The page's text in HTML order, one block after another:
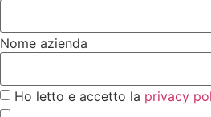
Nome azienda
Ho letto e accetto la privacy